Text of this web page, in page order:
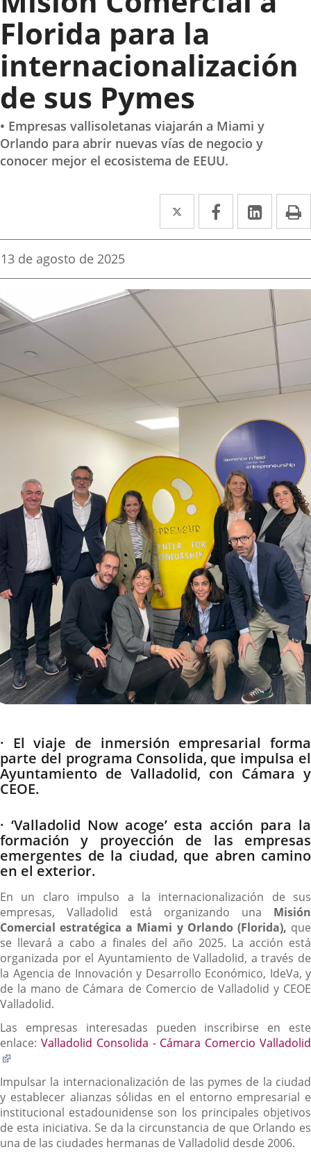
Florida para la
internacionalización
de sus Pymes
• Empresas vallisoletanas viajarán a Miami y
Orlando para abrir nuevas vías de negocio y
conocer mejor el ecosistema de EEUU.
Twitter
Enlace
a
aplicación
Facebook
Enlace
a
aplicación
externa.
Enlace
a
Fecha
la
noticia
13 de agosto de 2025
Descripción
· El viaje de inmersión empresarial forma
parte del programa Consolida, que impulsa el
Ayuntamiento de Valladolid, con Cámara y
CEOE.
· ‘Valladolid Now acoge’ esta acción para la
formación y proyección de las empresas
emergentes de la ciudad, que abren camino
en el exterior.
En un claro impulso a la internacionalización de sus
empresas, Valladolid está organizando una Misión
Comercial estratégica a Miami y Orlando (Florida), que
se llevará a cabo a finales del año 2025. La acción está
organizada por el Ayuntamiento de Valladolid, a través de
la Agencia de Innovación y Desarrollo Económico, IdeVa, y
de la mano de Cámara de Comercio de Valladolid y CEOE
Valladolid.
Las empresas interesadas pueden inscribirse en este
enlace: Valladolid Consolida - Cámara Comercio Valladolid
una
aplicación
externa.
Impulsar la internacionalización de las pymes de la ciudad
y establecer alianzas sólidas en el entorno empresarial e
institucional estadounidense son los principales objetivos
de esta iniciativa. Se da la circunstancia de que Orlando es
una de las ciudades hermanas de Valladolid desde 2006.